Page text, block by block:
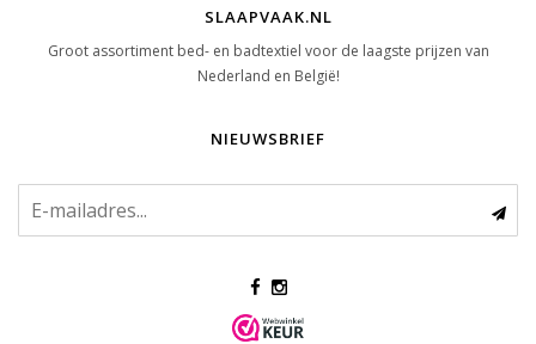
SLAAPVAAK.NL
Groot assortiment bed- en badtextiel voor de laagste prijzen van
Nederland en België!
NIEUWSBRIEF